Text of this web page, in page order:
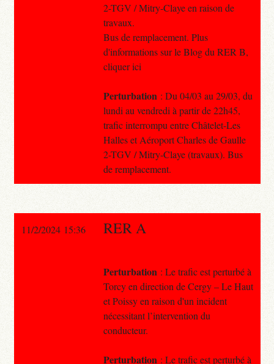
2-TGV / Mitry-Claye en raison de
travaux.
Bus de remplacement. Plus
d'informations sur le Blog du RER B,
cliquer ici
Perturbation : Du 04/03 au 29/03, du
lundi au vendredi à partir de 22h45,
trafic interrompu entre Châtelet-Les
Halles et Aéroport Charles de Gaulle
2-TGV / Mitry-Claye (travaux). Bus
de remplacement.
11/2/2024 15:36 RER A
Perturbation : Le trafic est perturbé à
Torcy en direction de Cergy – Le Haut
et Poissy en raison d'un incident
nécessitant l’intervention du
conducteur.
Perturbation : Le trafic est perturbé à